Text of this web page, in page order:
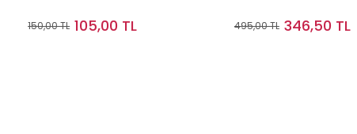
150,00 TL 105,00 TL 495,00 TL 346,50 TL